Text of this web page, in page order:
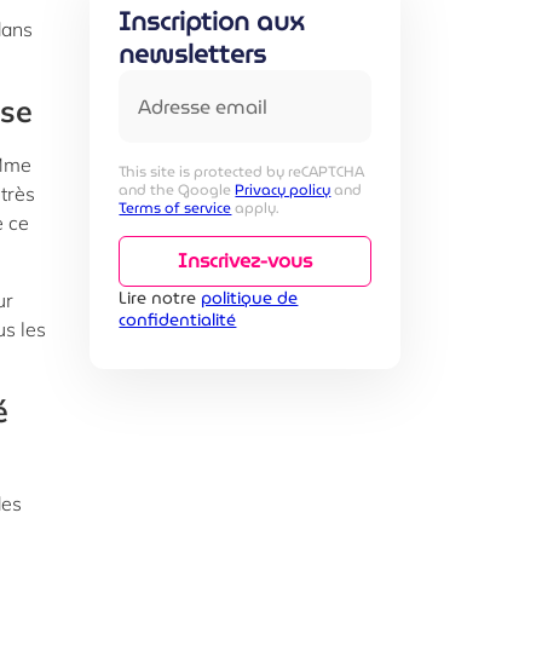
ce
les
Inscription aux
newsletters
This site is protected by reCAPTCHA
and the GooglePrivacy policyand
Terms of serviceapply.
Inscrivez-vous
Lire notre politique de
confidentialité